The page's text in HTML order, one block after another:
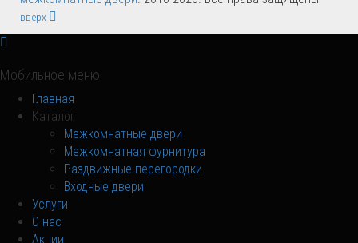
вверх
Мобильное меню
Главная
Каталог
Межкомнатные двери
Межкомнатная фурнитура
Раздвижные перегородки
Входные двери
Услуги
О нас
Акции